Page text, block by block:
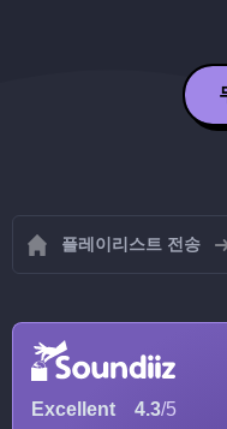
플레이리스트 전송
Excellent 4.3/5